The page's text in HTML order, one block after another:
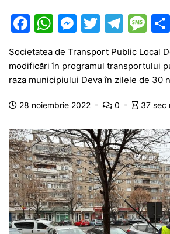
F
c
e
b
o
o
k
W
at
s
A
p
p
M
s
s
e
g
er
T
itt
er
T
e
gr
a
m
M
s
s
a
g
e
Societatea de Transport Public Local
modificări în programul transportului
raza municipiului Deva în zilele de 30
28 noiembrie 2022 0 37 sec